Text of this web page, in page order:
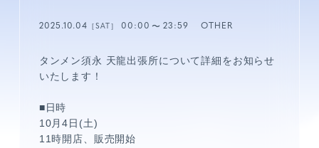
2025.10.04 ［SAT］00:00 23:59 OTHER
タンメン須永 天龍出張所について詳細をお知らせ
いたします！
■日時
10月4日(土)
11時開店、販売開始